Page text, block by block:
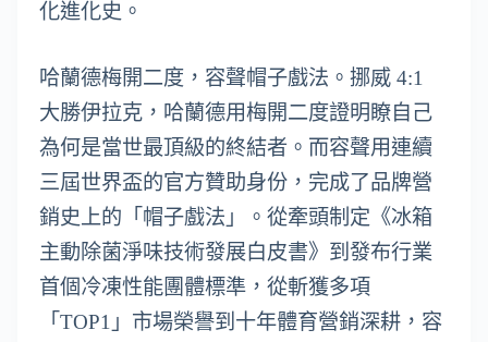
化進化史。
哈蘭德梅開二度，容聲帽子戲法。挪威 4:1
大勝伊拉克，哈蘭德用梅開二度證明瞭自己
為何是當世最頂級的終結者。而容聲用連續
三屆世界盃的官方贊助身份，完成了品牌營
銷史上的「帽子戲法」。從牽頭制定《冰箱
主動除菌淨味技術發展白皮書》到發布行業
首個冷凍性能團體標準，從斬獲多項
「TOP1」市場榮譽到十年體育營銷深耕，容